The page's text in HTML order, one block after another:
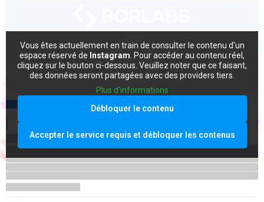
Vous êtes actuellement en train de consulter le contenu d'un
espace réservé de Instagram . Pour accéder au contenu réel,
cliquez sur le bouton ci-dessous. Veuillez noter que ce faisant,
des données seront partagées avec des providers tiers.
Plus d'informations
Débloquer le contenu
Accepter le service requis et débloquer les contenus